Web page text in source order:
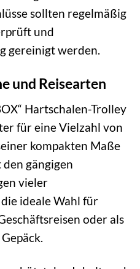
sollten regelmäßig
und
gereinigt werden.
und Reisearten
Hartschalen-Trolley
für eine Vielzahl von
kompakten Maße
gängigen
vieler
ideale Wahl für
oder als